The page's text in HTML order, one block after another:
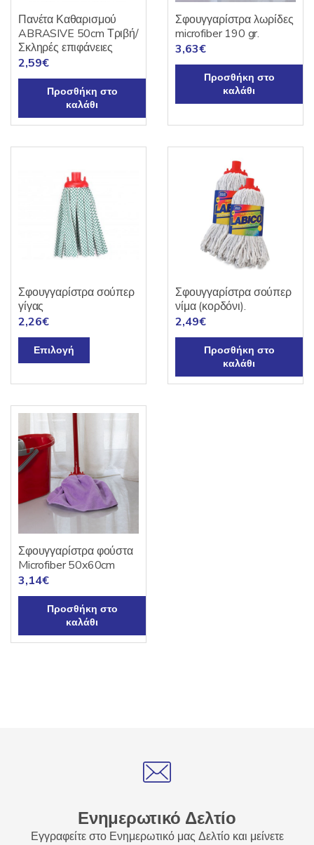
Πανέτα Καθαρισμού
ABRASIVE 50cm Τριβή/
Σκληρές επιφάνειες
2,59€
Προσθήκη στο
καλάθι
Σφουγγαρίστρα λωρίδες
microfiber 190 gr.
3,63€
Προσθήκη στο
καλάθι
Σφουγγαρίστρα σούπερ
γίγας
2,26€
Επιλογή
το
πολλαπλές
επιλογές
μπορούν
να
επιλεγούν
στη
σελίδα
του
Σφουγγαρίστρα σούπερ
νίμα (κορδόνι).
2,49€
Προσθήκη στο
καλάθι
Σφουγγαρίστρα φούστα
Microfiber 50x60cm
3,14€
Προσθήκη στο
καλάθι
Ενημερωτικό Δελτίο
Εγγραφείτε στο Ενημερωτικό μας Δελτίο και μείνετε